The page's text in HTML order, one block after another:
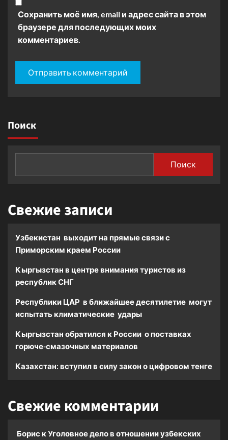
Сохранить моё имя, email и адрес сайта в этом
браузере для последующих моих
комментариев.
Поиск
Поиск
Свежие записи
Узбекистан выходит на прямые связи с
Приморским краем России
Кыргызстан в центре внимания туристов из
республик СНГ
Республики ЦАР в ближайшее десятилетие могут
испытать климатические удары
Кыргызстан обратился к России о поставках
горюче-смазочных материалов
Казахстан: вступил в силу закон о цифровом тенге
Свежие комментарии
Борис кУголовное дело в отношении узбекских